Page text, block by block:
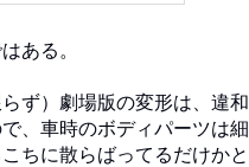
ある。
ず）劇場版の変形は、違和
、車時のボディパーツは細
ちに散らばってるだけかと